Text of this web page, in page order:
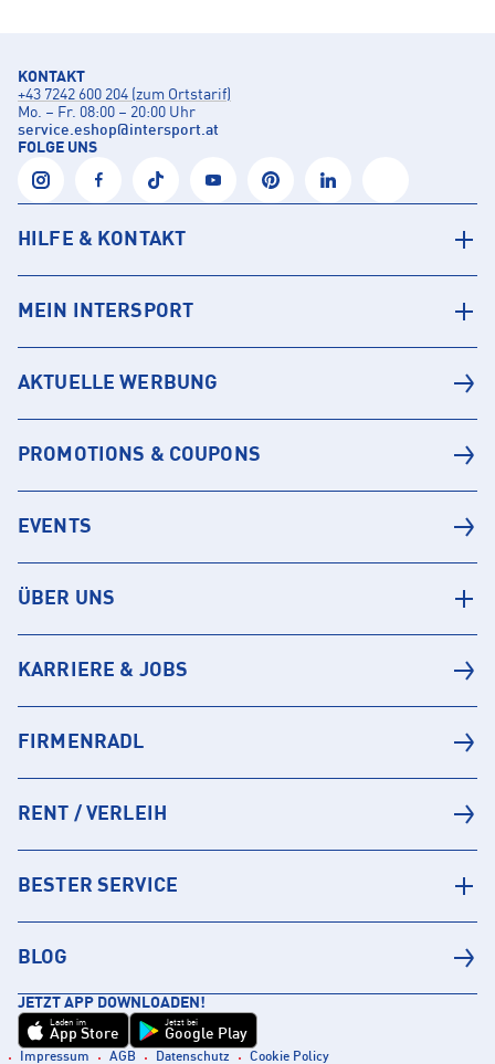
KONTAKT
+43 7242 600 204 (zum Ortstarif)
Mo. – Fr. 08:00 – 20:00 Uhr
service.eshop@intersport.at
FOLGE UNS
HILFE & KONTAKT
MEIN INTERSPORT
AKTUELLE WERBUNG
PROMOTIONS & COUPONS
EVENTS
ÜBER UNS
KARRIERE & JOBS
FIRMENRADL
RENT / VERLEIH
BESTER SERVICE
BLOG
JETZT APP DOWNLOADEN!
Laden im
App Store
Jetzt bei
Google Play
Impressum AGB Datenschutz Cookie Policy